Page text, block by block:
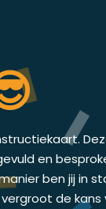
en
ben jij in
de